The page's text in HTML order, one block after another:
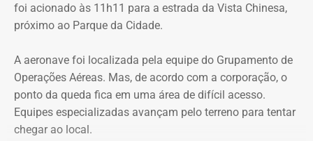
O pedido de Búzios à Justiça
Em caráter urgente, antes da apresentação da defesa das
empresas, a prefeitura solicitou:
Preservação integral dos registros dos nove perfis;
foi acionado às 11h11 para a estrada da Vista Chinesa,
próximo ao Parque da Cidade.
A aeronave foi localizada pela equipe do Grupamento de
Operações Aéreas. Mas, de acordo com a corporação, o
ponto da queda fica em uma área de difícil acesso.
Equipes especializadas avançam pelo terreno para tentar
chegar ao local.